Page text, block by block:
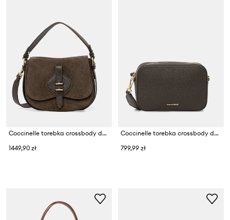
Coccinelle torebka crossbody damska zamszowa MAVERY SUEDE
1449,90 zł
Coccinelle torebka crossbody damska skórzana
799,99 zł